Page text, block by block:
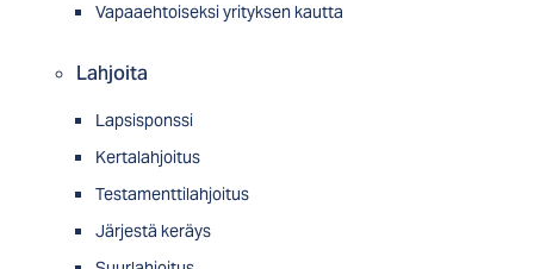
Vapaaehtoiseksi yrityksen kautta
Lahjoita
Lapsisponssi
Kertalahjoitus
Testamenttilahjoitus
Järjestä keräys